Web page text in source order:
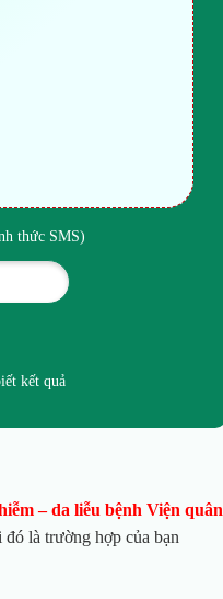
thức SMS)
kết quả
– da liễu bệnh Viện quân
đó là trường hợp của bạn